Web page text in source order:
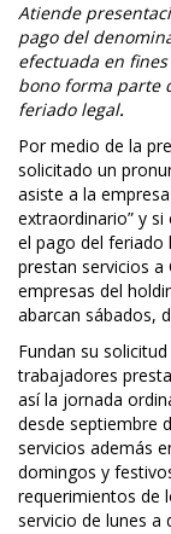
Atiende
pago del
efectuada en
bono forma parte
feriado legal.
Por medio de la
solicitado un
asiste a la
extraordinario” y
el pago del feriado
prestan servicios a
empresas del
abarcan sábados,
Fundan su
trabajadores
así la jornada
desde septiembre
servicios además
domingos y
requerimientos de
servicio de lunes a